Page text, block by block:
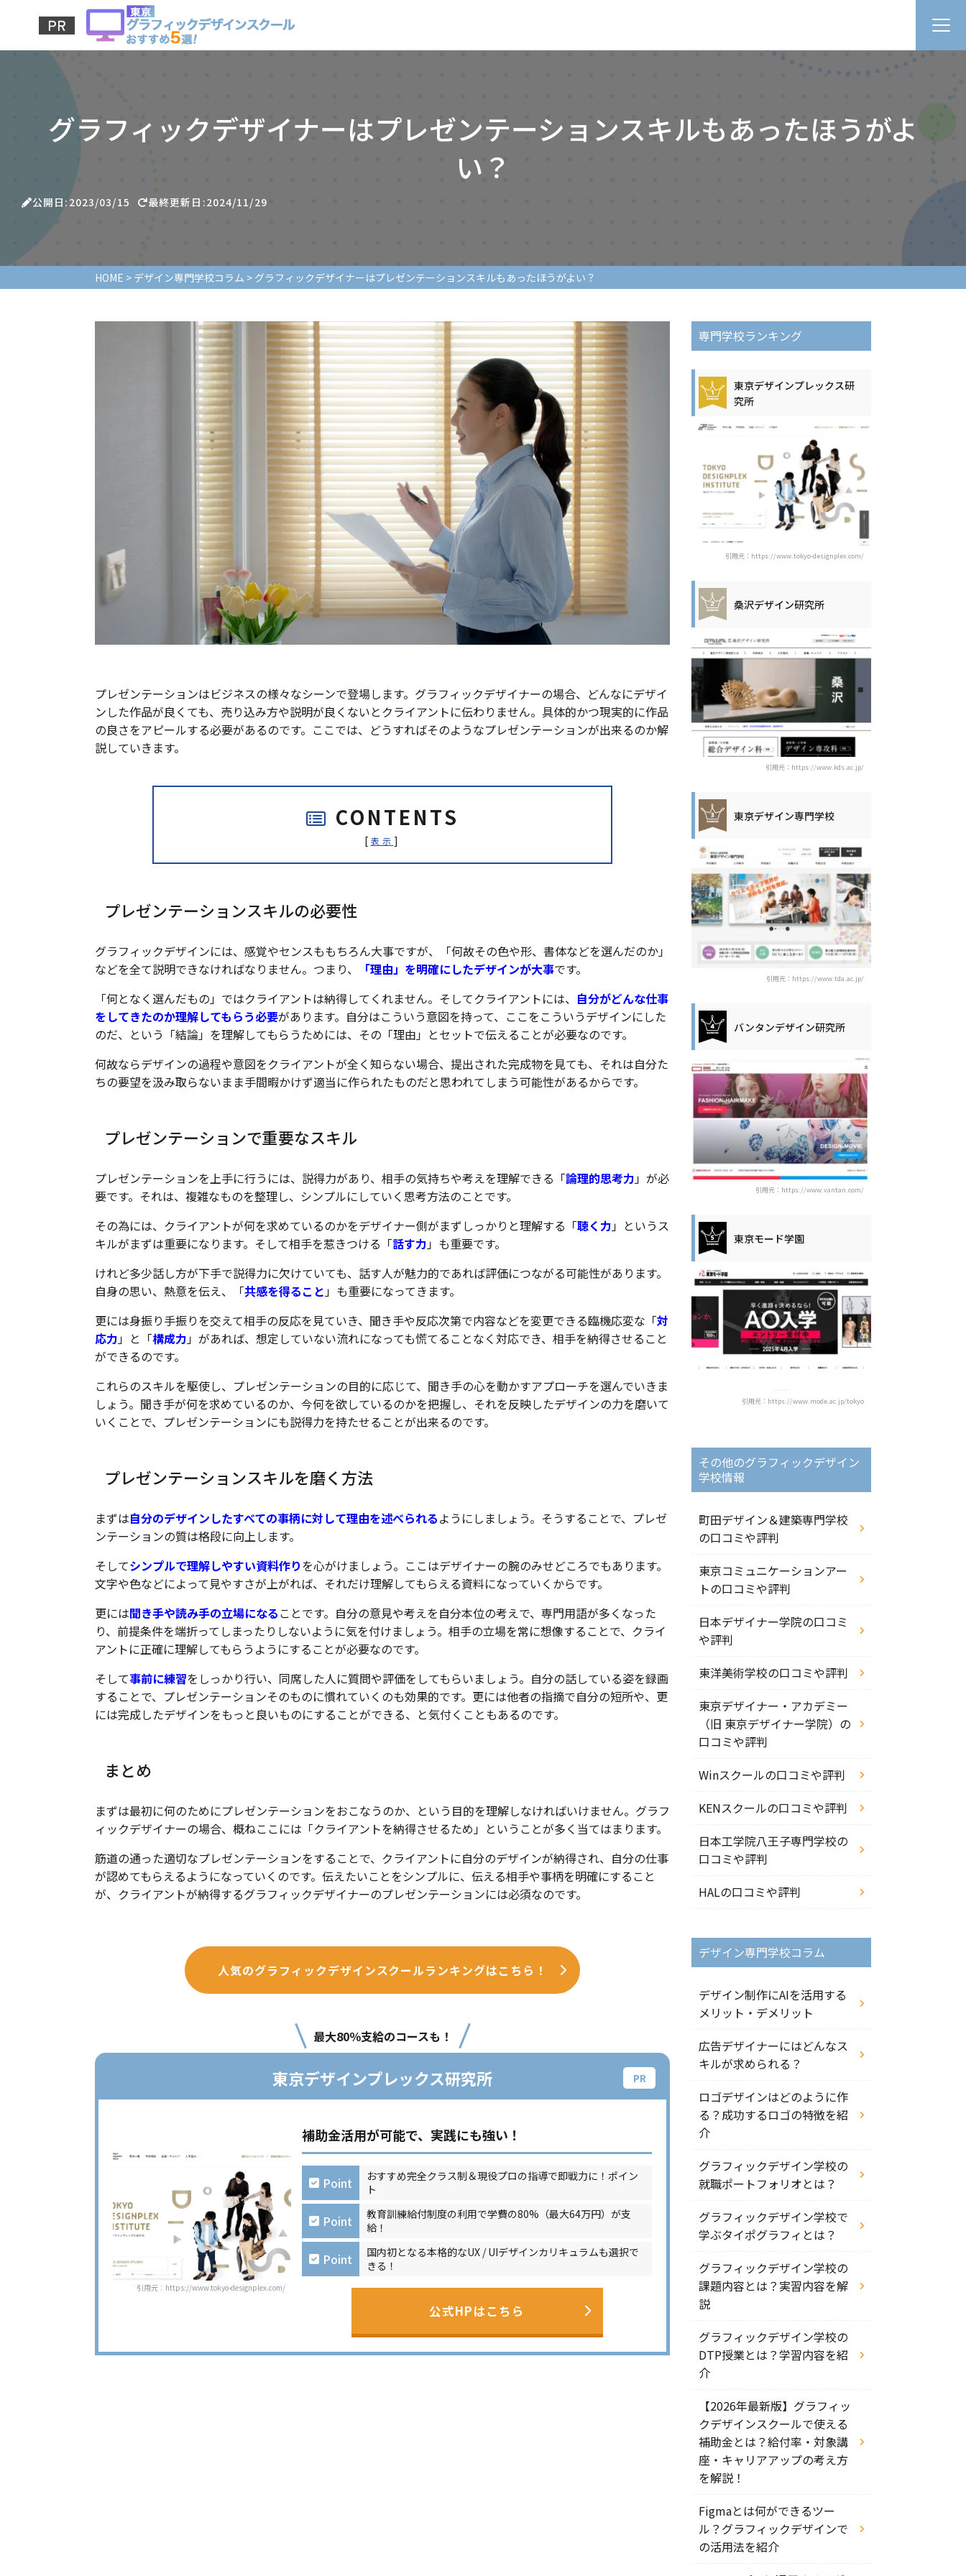
グラフィックデザイナーはプレゼンテーションスキルもあったほうがよ
い？
公開日:2023/03/15 最終更新日:2024/11/29
HOME > デザイン専門学校コラム > グラフィックデザイナーはプレゼンテーションスキルもあったほうがよい？
プレゼンテーションはビジネスの様々なシーンで登場します。グラフィックデザイナーの場合、どんなにデザイ
ンした作品が良くても、売り込み方や説明が良くないとクライアントに伝わりません。具体的かつ現実的に作品
の良さをアピールする必要があるのです。ここでは、どうすればそのようなプレゼンテーションが出来るのか解
説していきます。
CONTENTS
[ 表示 ]
プレゼンテーションスキルの必要性
グラフィックデザインには、感覚やセンスももちろん大事ですが、「何故その色や形、書体などを選んだのか」
などを全て説明できなければなりません。つまり、
「理由」を明確にしたデザインが大事です。
「何となく選んだもの」ではクライアントは納得してくれません。そしてクライアントには、 自分がどんな仕事
をしてきたのか理解してもらう必要があります。自分はこういう意図を持って、ここをこういうデザインにした
のだ、という「結論」を理解してもらうためには、その「理由」とセットで伝えることが必要なのです。
何故ならデザインの過程や意図をクライアントが全く知らない場合、提出された完成物を見ても、それは自分た
ちの要望を汲み取らないまま手間暇かけず適当に作られたものだと思われてしまう可能性があるからです。
プレゼンテーションで重要なスキル
プレゼンテーションを上手に行うには、説得力があり、相手の気持ちや考えを理解できる「論理的思考力」が必
要です。それは、複雑なものを整理し、シンプルにしていく思考方法のことです。
その為には、クライアントが何を求めているのかをデザイナー側がまずしっかりと理解する「聴く力」というス
キルがまずは重要になります。そして相手を惹きつける「話す力」も重要です。
けれど多少話し方が下手で説得力に欠けていても、話す人が魅力的であれば評価につながる可能性があります。
自身の思い、熱意を伝え、「共感を得ること」も重要になってきます。
更には身振り手振りを交えて相手の反応を見ていき、聞き手や反応次第で内容などを変更できる臨機応変な「対
応力」と「構成力」があれば、想定していない流れになっても慌てることなく対応でき、相手を納得させること
ができるのです。
これらのスキルを駆使し、プレゼンテーションの目的に応じて、聞き手の心を動かすアプローチを選んでいきま
しょう。聞き手が何を求めているのか、今何を欲しているのかを把握し、それを反映したデザインの力を磨いて
いくことで、プレゼンテーションにも説得力を持たせることが出来るのです。
プレゼンテーションスキルを磨く方法
まずは自分のデザインしたすべての事柄に対して理由を述べられるようにしましょう。そうすることで、プレゼ
ンテーションの質は格段に向上します。
そしてシンプルで理解しやすい資料作りを心がけましょう。ここはデザイナーの腕のみせどころでもあります。
文字や色などによって見やすさが上がれば、それだけ理解してもらえる資料になっていくからです。
更には聞き手や読み手の立場になる ことです。自分の意見や考えを自分本位の考えで、専門用語が多くなった
り、前提条件を端折ってしまったりしないように気を付けましょう。相手の立場を常に想像することで、クライ
アントに正確に理解してもらうようにすることが必要なのです。
そして事前に練習をしっかり行い、同席した人に質問や評価をしてもらいましょう。自分の話している姿を録画
することで、プレゼンテーションそのものに慣れていくのも効果的です。更には他者の指摘で自分の短所や、更
には完成したデザインをもっと良いものにすることができる、と気付くこともあるのです。
まとめ
まずは最初に何のためにプレゼンテーションをおこなうのか、という目的を理解しなければいけません。グラフ
ィックデザイナーの場合、概ねここには「クライアントを納得させるため」ということが多く当てはまります。
筋道の通った適切なプレゼンテーションをすることで、クライアントに自分のデザインが納得され、自分の仕事
が認めてもらえるようになっていくのです。伝えたいことをシンプルに、伝える相手や事柄を明確にすること
が、クライアントが納得するグラフィックデザイナーのプレゼンテーションには必須なのです。
人気のグラフィックデザインスクールランキングはこちら！
最大80％支給のコースも！
東京デザインプレックス研究所
引用元：https://www.tokyo-designplex.com/
補助金活用が可能で、実践にも強い！
Point
おすすめ完全クラス制＆現役プロの指導で即戦力に！ポイン
ト
Point
教育訓練給付制度の利用で学費の80%（最大64万円）が支
給！
Point
国内初となる本格的なUX / UIデザインカリキュラムも選択で
きる！
公式HPはこちら
専門学校ランキング
東京デザインプレックス研
究所
引用元：https://www.tokyo-designplex.com/
桑沢デザイン研究所
引用元：https://www.kds.ac.jp/
東京デザイン専門学校
引用元：https://www.tda.ac.jp/
バンタンデザイン研究所
引用元：https://www.vantan.com/
東京モード学園
引用元：https://www.mode.ac.jp/tokyo
その他のグラフィックデザイン
学校情報
町田デザイン＆建築専門学校
の口コミや評判
東京コミュニケーションアー
トの口コミや評判
日本デザイナー学院の口コミ
や評判
東洋美術学校の口コミや評判
東京デザイナー・アカデミー
（旧 東京デザイナー学院）の
口コミや評判
Winスクールの口コミや評判
KENスクールの口コミや評判
日本工学院八王子専門学校の
口コミや評判
HALの口コミや評判
デザイン専門学校コラム
デザイン制作にAIを活用する
メリット・デメリット
広告デザイナーにはどんなス
キルが求められる？
ロゴデザインはどのように作
る？成功するロゴの特徴を紹
介
グラフィックデザイン学校の
就職ポートフォリオとは？
グラフィックデザイン学校で
学ぶタイポグラフィとは？
グラフィックデザイン学校の
課題内容とは？実習内容を解
説
グラフィックデザイン学校の
DTP授業とは？学習内容を紹
介
【2026年最新版】グラフィッ
クデザインスクールで使える
補助金とは？給付率・対象講
座・キャリアアップの考え方
を解説！
Figmaとは何ができるツー
ル？グラフィックデザインで
の活用法を紹介